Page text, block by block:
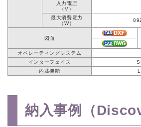
入力電圧
（V）
最大消費電力
（W）
図面
オペレーティングシステム
インターフェイス
内蔵機能
納入事例（